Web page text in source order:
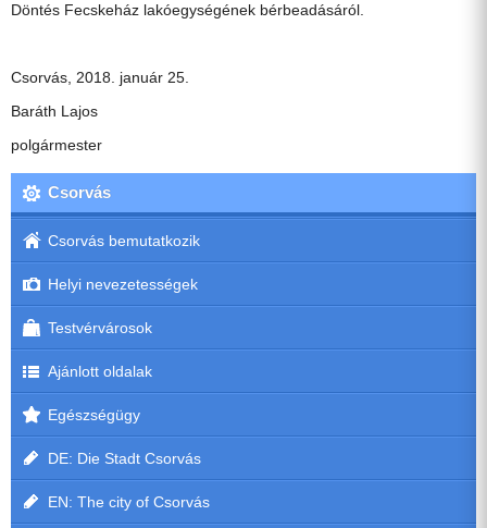
Döntés Fecskeház lakóegységének bérbeadásáról.
Csorvás, 2018. január 25.
Baráth Lajos
polgármester
Csorvás
Csorvás bemutatkozik
Helyi nevezetességek
Testvérvárosok
Ajánlott oldalak
Egészségügy
DE: Die Stadt Csorvás
EN: The city of Csorvás